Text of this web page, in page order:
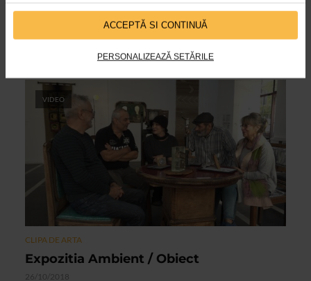
ACCEPTĂ SI CONTINUĂ
PERSONALIZEAZĂ SETĂRILE
02/10/2019
4 octombrie 2019 – 30 martie 2020
Vernisaj: vineri, 4 octombrie 2019, ora 13
Curator: Alexandra Ardelean
VIDEO
CLIPA DE ARTA
Expozitia Ambient / Obiect
26/10/2018